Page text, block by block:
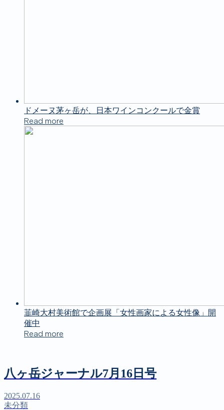
ドメーヌ茅ヶ岳が、日本ワインコンクールで金賞
Read more
韮崎大村美術館で企画展「女性画家による女性像」開
催中
Read more
八ヶ岳ジャーナル7月16日号
2025.07.16
未分類